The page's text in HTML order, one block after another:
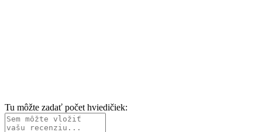
Tu môžte zadať počet hviedičiek: